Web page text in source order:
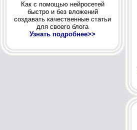
Как с помощью нейросетей
быстро и без вложений
создавать качественные статьи
для своего блога
Узнать подробнее>>